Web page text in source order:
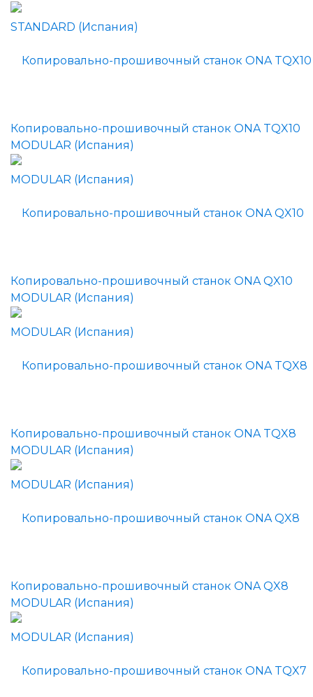
Копировально-прошивочный станок ONA TQX10
MODULAR (Испания)
Копировально-прошивочный станок ONA QX10
MODULAR (Испания)
Копировально-прошивочный станок ONA TQX8
MODULAR (Испания)
Копировально-прошивочный станок ONA QX8
MODULAR (Испания)